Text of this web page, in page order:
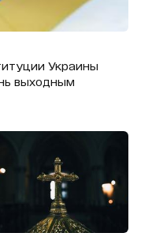
Украины
выходным